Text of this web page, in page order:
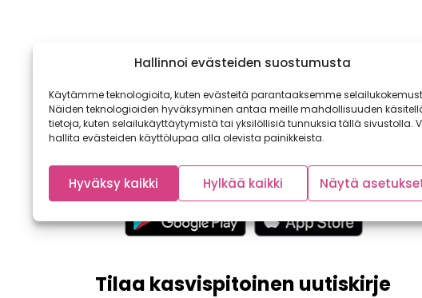
Hallinnoi evästeiden suostumusta
Käytämme teknologioita, kuten evästeitä parantaaksemme
Näiden teknologioiden hyväksyminen antaa meille mahdollisuuden
tietoja, kuten selailukäyttäytymistä tai yksilöllisiä tunnuksia tällä sivustolla.
hallita evästeiden käyttölupaa alla olevista painikkeista.
Hyväksy kaikki Hylkää kaikki Näytä
Tilaa kasvispitoinen uutiskirje